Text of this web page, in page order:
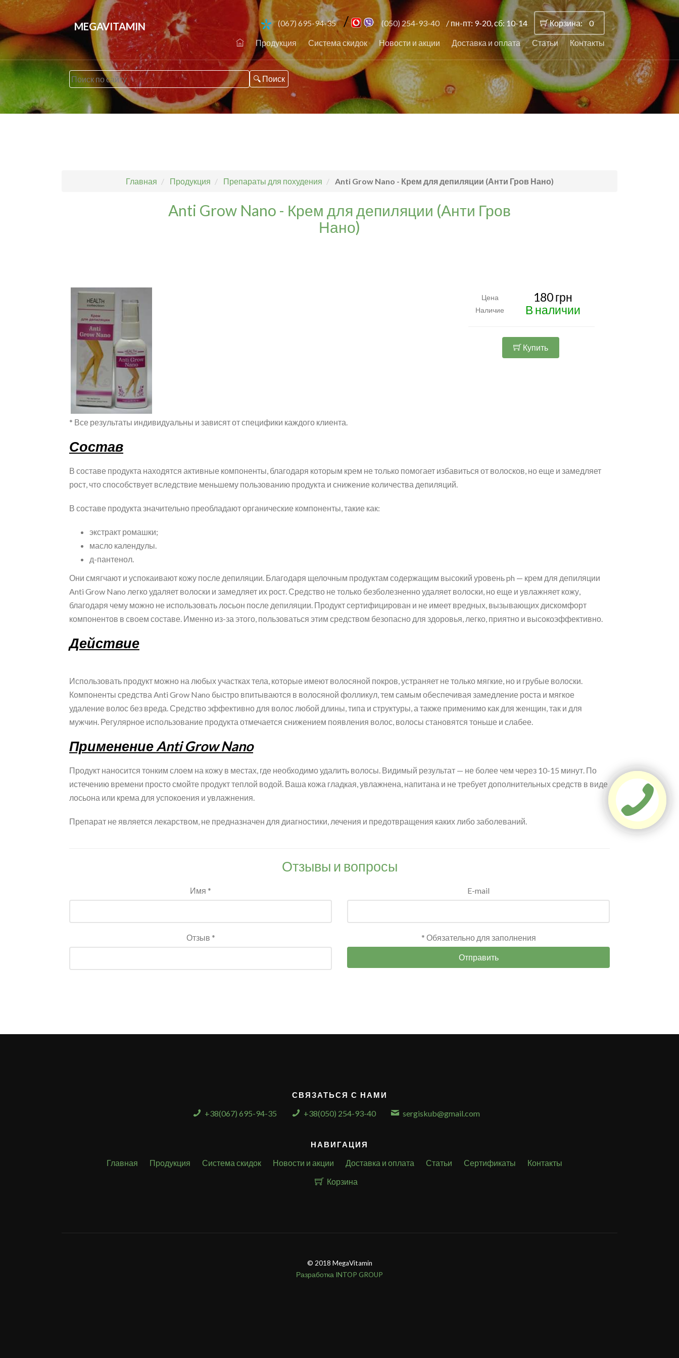
MEGAVITAMIN (067) 695-94-35 / (050) 254-93-40 / пн-пт: 9-20, сб: 10-14 Корзина: 0
Продукция Система скидок Новости и акции Доставка и оплата Статьи Контакты
Главная Продукция Препараты для похудения Anti Grow Nano - Крем для депиляции (Анти Гров Нано)
Anti Grow Nano - Крем для депиляции (Анти Гров
Нано)
Цена 180 грн
Наличие В наличии
Купить
* Все результаты индивидуальны и зависят от специфики каждого клиента.
Состав
В составе продукта находятся активные компоненты, благодаря которым крем не только помогает избавиться от волосков, но еще и замедляет
рост, что способствует вследствие меньшему пользованию продукта и снижение количества депиляций.
В составе продукта значительно преобладают органические компоненты, такие как:
экстракт ромашки;
масло календулы.
д-пантенол.
Они смягчают и успокаивают кожу после депиляции. Благодаря щелочным продуктам содержащим высокий уровень ph — крем для депиляции
Anti Grow Nano легко удаляет волоски и замедляет их рост. Средство не только безболезненно удаляет волоски, но еще и увлажняет кожу,
благодаря чему можно не использовать лосьон после депиляции. Продукт сертифицирован и не имеет вредных, вызывающих дискомфорт
компонентов в своем составе. Именно из-за этого, пользоваться этим средством безопасно для здоровья, легко, приятно и высокоэффективно.
Действие
Использовать продукт можно на любых участках тела, которые имеют волосяной покров, устраняет не только мягкие, но и грубые волоски.
Компоненты средства Anti Grow Nano быстро впитываются в волосяной фолликул, тем самым обеспечивая замедление роста и мягкое
удаление волос без вреда. Средство эффективно для волос любой длины, типа и структуры, а также применимо как для женщин, так и для
мужчин. Регулярное использование продукта отмечается снижением появления волос, волосы становятся тоньше и слабее.
Применение Anti Grow Nano
Продукт наносится тонким слоем на кожу в местах, где необходимо удалить волосы. Видимый результат — не более чем через 10-15 минут. По
истечению времени просто смойте продукт теплой водой. Ваша кожа гладкая, увлажнена, напитана и не требует дополнительных средств в виде
лосьона или крема для успокоения и увлажнения.
Препарат не является лекарством, не предназначен для диагностики, лечения и предотвращения каких либо заболеваний.
Отзывы и вопросы
Имя * E-mail
Отзыв * * Обязательно для заполнения
Отправить
СВЯЗАТЬСЯ С НАМИ
+38(067) 695-94-35 +38(050) 254-93-40 sergiskub@gmail.com
НАВИГАЦИЯ
Главная Продукция Система скидок Новости и акции Доставка и оплата Статьи Сертификаты
Контакты
Корзина
© 2018 MegaVitamin
Разработка INTOP GROUP